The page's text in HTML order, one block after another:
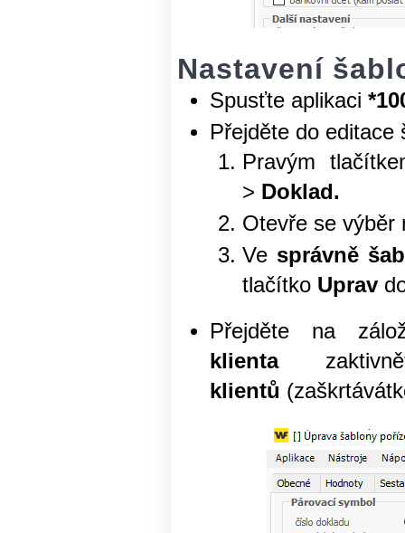
Nastavení
Spusťte aplikaci
Přejděte do editace
Pravým
> Doklad.
Otevře se
Ve správně
tlačítko Uprav
Přejděte na
klienta
klientů